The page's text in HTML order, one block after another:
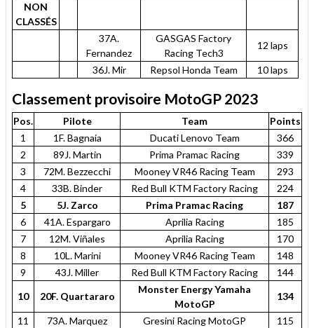
NON
CLASSÉS
37A.
Fernandez
GASGAS Factory
Racing Tech3
12 laps
36J. Mir Repsol Honda Team 10 laps
Classement provisoire MotoGP 2023
Pos. Pilote Team
Points
1
1F. Bagnaia Ducati Lenovo Team
366
2
89J. Martin Prima Pramac Racing
339
3
72M. Bezzecchi Mooney VR46 Racing Team
293
4
33B. Binder Red Bull KTM Factory Racing
224
5
5J. Zarco Prima Pramac Racing
187
6
41A. Espargaro Aprilia Racing
185
7
12M. Viñales Aprilia Racing
170
8
10L. Marini Mooney VR46 Racing Team
148
9
43J. Miller Red Bull KTM Factory Racing
144
10
20F. Quartararo
Monster Energy Yamaha
MotoGP
134
11 73A. Marquez Gresini Racing MotoGP
115